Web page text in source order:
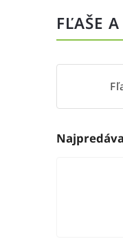
FĽAŠE